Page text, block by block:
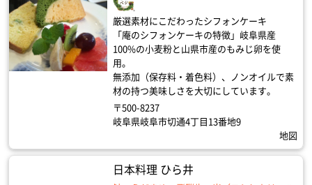
厳選素材にこだわったシフォンケーキ
「庵のシフォンケーキの特徴」岐阜県産
100%の小麦粉と山県市産のもみじ卵を使
用。
無添加（保存料・着色料）、ノンオイルで素
材の持つ美味しさを大切にしています。
〒500-8237
岐阜県岐阜市切通4丁目13番地9
地図
日本料理 ひら井